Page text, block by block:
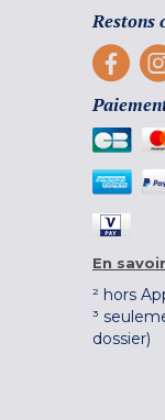
Restons
En
² hors
³
dossier)